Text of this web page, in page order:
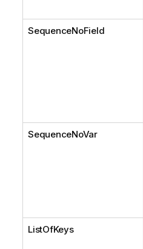
SequenceNoField
SequenceNoVar
ListOfKeys